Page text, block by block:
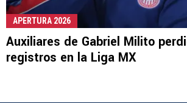
APERTURA 2026
Auxiliares de Gabriel Milito
registros en la Liga MX